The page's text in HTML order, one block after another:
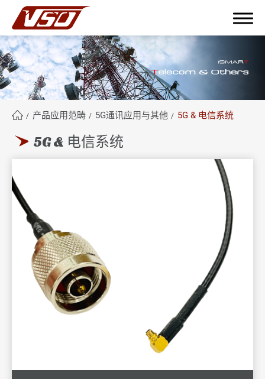
产品应用范畴 5G通讯应用与其他 5G & 电信系统
5G & 电信系统
繁體中文 English 簡體中文
关于鸿呈
鸿呈优势
产品应用范畴
全部
工业应用
伺服器与资料存取
医疗设备仪器
能源系统应用